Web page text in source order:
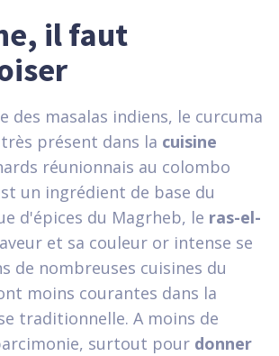
il faut
des masalas indiens, le curcuma
présent dans la cuisine
réunionnais au colombo
un ingrédient de base du
d'épices du Magrheb, le ras-el-
et sa couleur or intense se
de nombreuses cuisines du
moins courantes dans la
traditionnelle. A moins de
surtout pour donner